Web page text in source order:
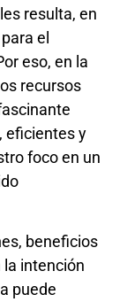
resulta, en
el
eso, en la
recursos
eficientes y
foco en un
beneficios
la intención
puede